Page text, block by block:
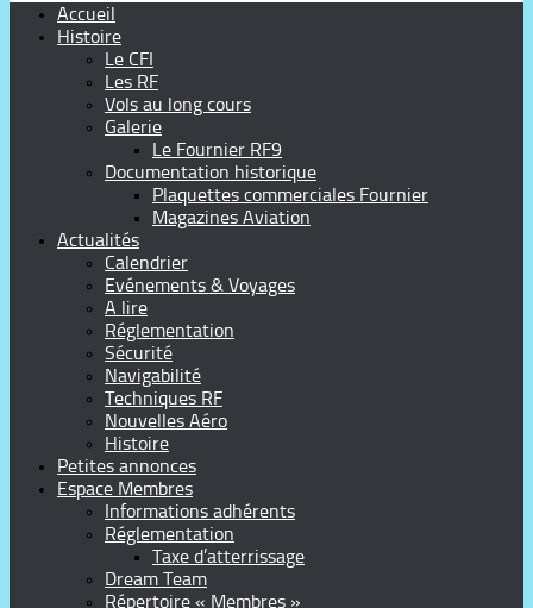
Accueil
Histoire
Le CFI
Les RF
Vols au long cours
Galerie
Le Fournier RF9
Documentation historique
Plaquettes commerciales Fournier
Magazines Aviation
Actualités
Calendrier
Evénements & Voyages
A lire
Réglementation
Sécurité
Navigabilité
Techniques RF
Nouvelles Aéro
Histoire
Petites annonces
Espace Membres
Informations adhérents
Réglementation
Taxe d’atterrissage
Dream Team
Répertoire « Membres »